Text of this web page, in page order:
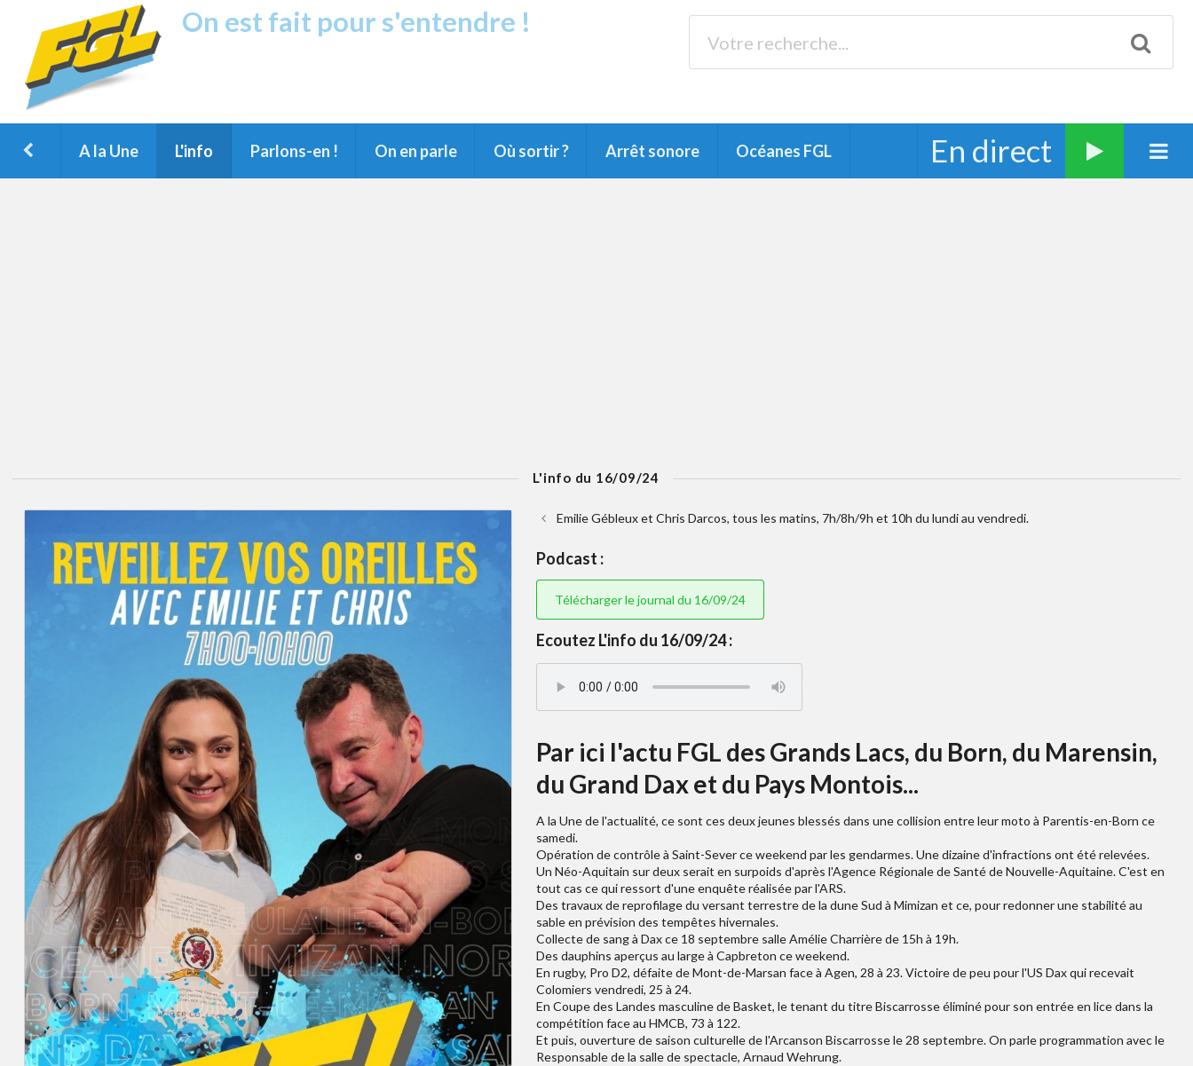
On est fait pour s'entendre !
A la Une L'info Parlons-en ! On en parle Où sortir ? Arrêt sonore Océanes FGL En direct
L'info du 16/09/24
Emilie Gébleux et Chris Darcos, tous les matins, 7h/8h/9h et 10h du lundi au vendredi.
Podcast :
Télécharger le journal du 16/09/24
Ecoutez L'info du 16/09/24 :
Par ici l'actu FGL des Grands Lacs, du Born, du Marensin,
du Grand Dax et du Pays Montois...
A la Une de l'actualité, ce sont ces deux jeunes blessés dans une collision entre leur moto à Parentis-en-Born ce
samedi.
Opération de contrôle à Saint-Sever ce weekend par les gendarmes. Une dizaine d'infractions ont été relevées.
Un Néo-Aquitain sur deux serait en surpoids d'après l'Agence Régionale de Santé de Nouvelle-Aquitaine. C'est en
tout cas ce qui ressort d'une enquête réalisée par l'ARS.
Des travaux de reprofilage du versant terrestre de la dune Sud à Mimizan et ce, pour redonner une stabilité au
sable en prévision des tempêtes hivernales.
Collecte de sang à Dax ce 18 septembre salle Amélie Charrière de 15h à 19h.
Des dauphins aperçus au large à Capbreton ce weekend.
En rugby, Pro D2, défaite de Mont-de-Marsan face à Agen, 28 à 23. Victoire de peu pour l'US Dax qui recevait
Colomiers vendredi, 25 à 24.
En Coupe des Landes masculine de Basket, le tenant du titre Biscarrosse éliminé pour son entrée en lice dans la
compétition face au HMCB, 73 à 122.
Et puis, ouverture de saison culturelle de l'Arcanson Biscarrosse le 28 septembre. On parle programmation avec le
Responsable de la salle de spectacle, Arnaud Wehrung.